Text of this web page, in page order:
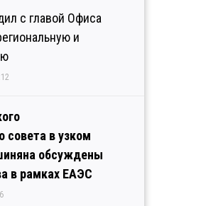
с главой Офиса
и
совета в узком
обсуждены
в рамках ЕАЭС